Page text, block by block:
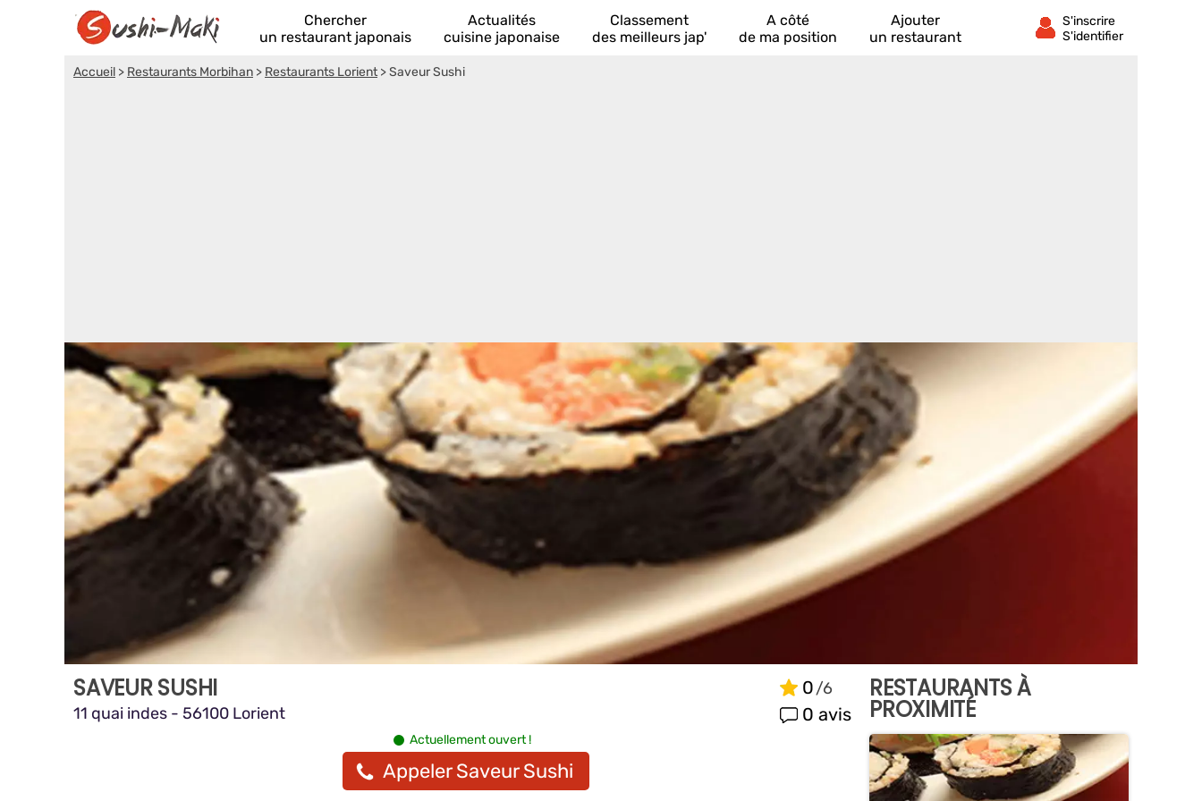
Chercher
un restaurant japonais
Actualités
cuisine japonaise
Classement
des meilleurs jap'
A côté
de ma position
Ajouter
un restaurant
Accueil > Restaurants Morbihan > Restaurants Lorient>Saveur Sushi
SAVEUR SUSHI
11 quai indes - 56100 Lorient
0
0 avis
Actuellement ouvert !
Appeler Saveur Sushi
RESTAURANTS À
PROXIMITÉ